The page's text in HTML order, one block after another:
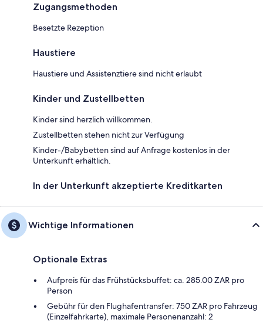
Zugangsmethoden
Besetzte Rezeption
Haustiere
Haustiere und Assistenztiere sind nicht erlaubt
Kinder und Zustellbetten
Kinder sind herzlich willkommen.
Zustellbetten stehen nicht zur Verfügung
Kinder-/Babybetten sind auf Anfrage kostenlos in der
Unterkunft erhältlich.
In der Unterkunft akzeptierte Kreditkarten
Wichtige Informationen
Optionale Extras
Aufpreis für das Frühstücksbuffet: ca. 285.00 ZAR pro
Person
Gebühr für den Flughafentransfer: 750 ZAR pro Fahrzeug
(Einzelfahrkarte), maximale Personenanzahl: 2